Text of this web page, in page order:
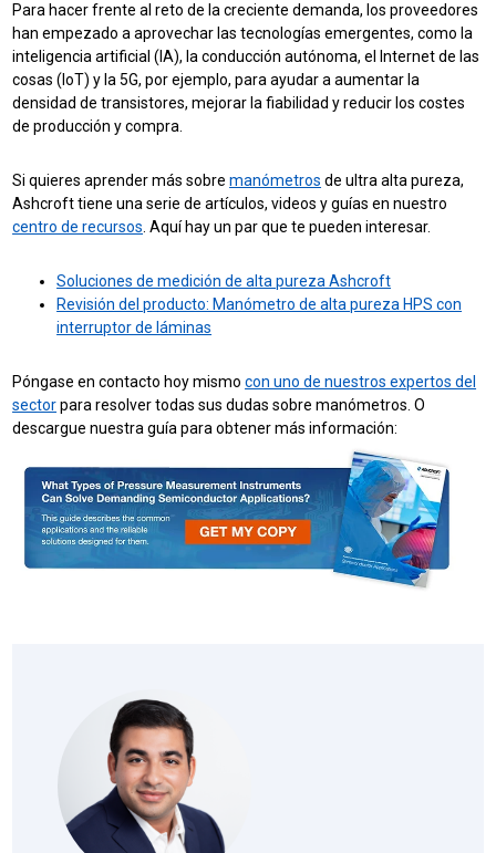
Para hacer frente al reto de la creciente demanda, los proveedores
han empezado a aprovechar las tecnologías emergentes, como la
inteligencia artificial (IA), la conducción autónoma, el Internet de las
cosas (IoT) y la 5G, por ejemplo, para ayudar a aumentar la
densidad de transistores, mejorar la fiabilidad y reducir los costes
de producción y compra.
Si quieres aprender más sobremanómetros de ultra alta pureza,
Ashcroft tiene una serie de artículos, videos y guías en nuestro
centro de recursos. Aquí hay un par que te pueden interesar.
Soluciones de medición de alta pureza Ashcroft
Revisión del producto: Manómetro de alta pureza HPS con
interruptor de láminas
Póngase en contacto hoy mismocon uno de nuestros expertos del
sectorpara resolver todas sus dudas sobre manómetros. O
descargue nuestra guía para obtener más información: